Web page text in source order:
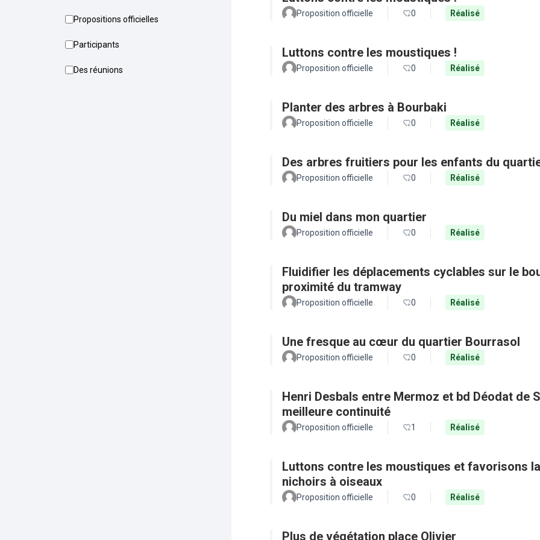
Propositions officielles
Participants
Des réunions
Proposition officielle 0 Réalisé
Luttons contre les moustiques !
Proposition officielle 0 Réalisé
Planter des arbres à Bourbaki
Proposition officielle 0 Réalisé
Des arbres fruitiers pour les enfants du
Proposition officielle 0 Réalisé
Du miel dans mon quartier
Proposition officielle 0 Réalisé
Fluidifier les déplacements cyclables sur le
proximité du tramway
Proposition officielle 0 Réalisé
Une fresque au cœur du quartier Bourrasol
Proposition officielle 0 Réalisé
Henri Desbals entre Mermoz et bd Déodat de
meilleure continuité
Proposition officielle 1 Réalisé
Luttons contre les moustiques et favorisons
nichoirs à oiseaux
Proposition officielle 0 Réalisé
Plus de végétation place Olivier